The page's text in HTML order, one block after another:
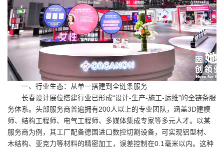
一、行业生态：从单一搭建到全链条服务
长春设计展位搭建行业已形成“设计-生产-施工-运维”的全链条服
务体系。头部服务商普遍拥有200人以上的专业团队，涵盖3D建模
师、结构工程师、电气工程师、多媒体集成专家等多元人才。以某
服务商为例，其工厂配备德国进口数控切割设备，可实现铝型材、
木结构、亚克力等材料的精密加工，误差控制在0.1毫米以内。这种